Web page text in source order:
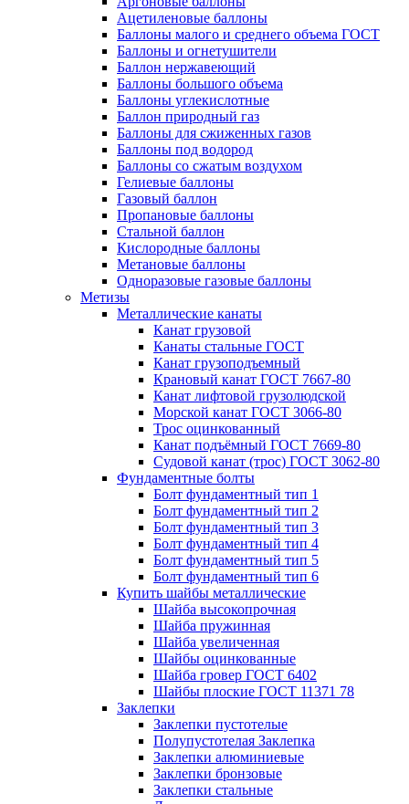
Ацетиленовые баллоны
Баллоны малого и среднего объема ГОСТ
Баллоны и огнетушители
Баллон нержавеющий
Баллоны большого объема
Баллоны углекислотные
Баллон природный газ
Баллоны для сжиженных газов
Баллоны под водород
Баллоны со сжатым воздухом
Гелиевые баллоны
Газовый баллон
Пропановые баллоны
Стальной баллон
Кислородные баллоны
Метановые баллоны
Одноразовые газовые баллоны
Метизы
Металлические канаты
Канат грузовой
Канаты стальные ГОСТ
Канат грузоподъемный
Крановый канат ГОСТ 7667-80
Канат лифтовой грузолюдской
Морской канат ГОСТ 3066-80
Трос оцинкованный
Канат подъёмный ГОСТ 7669-80
Судовой канат (трос) ГОСТ 3062-80
Фундаментные болты
Болт фундаментный тип 1
Болт фундаментный тип 2
Болт фундаментный тип 3
Болт фундаментный тип 4
Болт фундаментный тип 5
Болт фундаментный тип 6
Купить шайбы металлические
Шайба высокопрочная
Шайба пружинная
Шайба увеличенная
Шайбы оцинкованные
Шайба гровер ГОСТ 6402
Шайбы плоские ГОСТ 11371 78
Заклепки
Заклепки пустотелые
Полупустотелая Заклепка
Заклепки алюминиевые
Заклепки бронзовые
Заклепки стальные